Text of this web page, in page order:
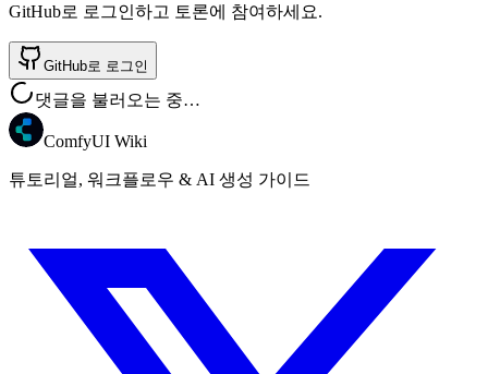
GitHub로 로그인하고 토론에 참여하세요.
GitHub로 로그인
댓글을 불러오는 중…
ComfyUI Wiki
튜토리얼, 워크플로우 & AI 생성 가이드